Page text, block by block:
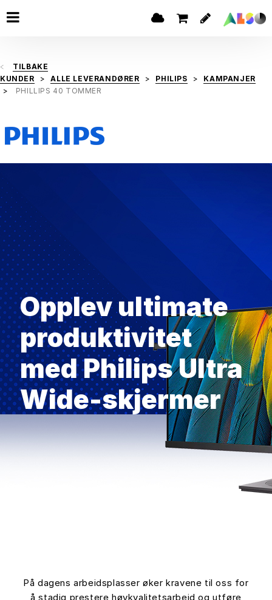
TILBAKE
KUNDER
ALLE LEVERANDØRER PHILIPS
KAMPANJER
PHILLIPS 40 TOMMER
Opplev ultimate
produktivitet
med Philips Ultra
Wide-skjermer
På dagens arbeidsplasser øker kravene til oss for
å stadig prestere høykvalitetsarbeid og utføre